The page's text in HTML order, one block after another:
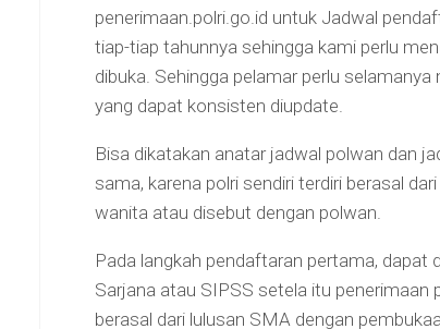
penerimaan.polri.go.id untuk Jadwal
tiap-tiap tahunnya sehingga kami perlu
dibuka. Sehingga pelamar perlu
yang dapat konsisten diupdate.
Bisa dikatakan anatar jadwal polwan dan
sama, karena polri sendiri terdiri berasal
wanita atau disebut dengan polwan.
Pada langkah pendaftaran pertama,
Sarjana atau SIPSS setela itu penerimaan
berasal dari lulusan SMA dengan